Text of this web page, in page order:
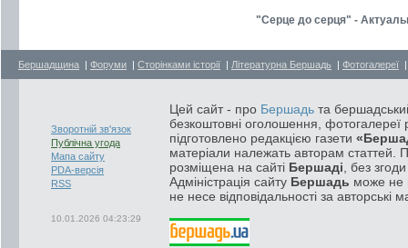
"Серце до серця" -
Бершадщина | Форуми | Сторінками історії | Літературна Бершадь | Фотогалереї
Зворотній зв'язок
Публічна угода
Мапа сайту
PDA-версія
RSS
10.01.2026 04:23:29
Цей сайт - про Бершадь та
безкоштовні оголошення, фотогалереї
підготовлено редакцією газети
матеріали належать авторам статтей.
розміщена на сайті Бершаді , без
Адміністрація сайту Бершадь може не
не несе відповідальності за авторські